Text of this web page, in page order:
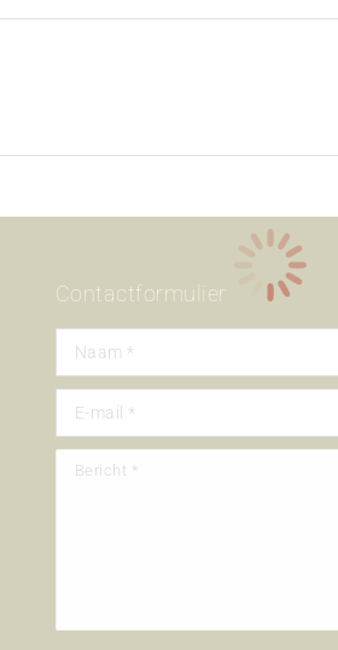
Contactformulier
Naam *
E-mail *
Bericht *